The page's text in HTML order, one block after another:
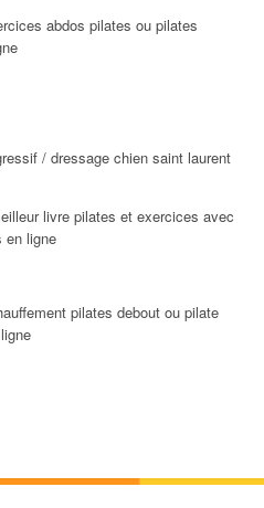
abdos pilates ou pilates
/ dressage chien saint laurent
livre pilates et exercices avec
en ligne
pilates debout ou pilate